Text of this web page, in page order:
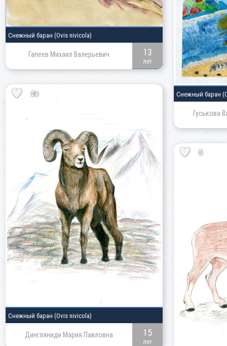
Снежный баран (Ovis nivicola)
Гапеев Михаил Валерьевич 13
лет
Снежный баран
Гуськова
24
Снежный баран (Ovis nivicola)
Дингляниди Мария Павловна 15
лет
5